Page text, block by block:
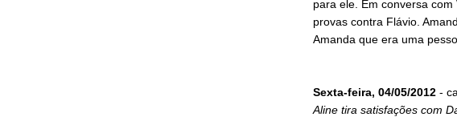
para ele. Em conversa
provas contra Flávio.
Amanda que era uma
Sexta-feira, 04/05/2012-
Aline tira satisfações com